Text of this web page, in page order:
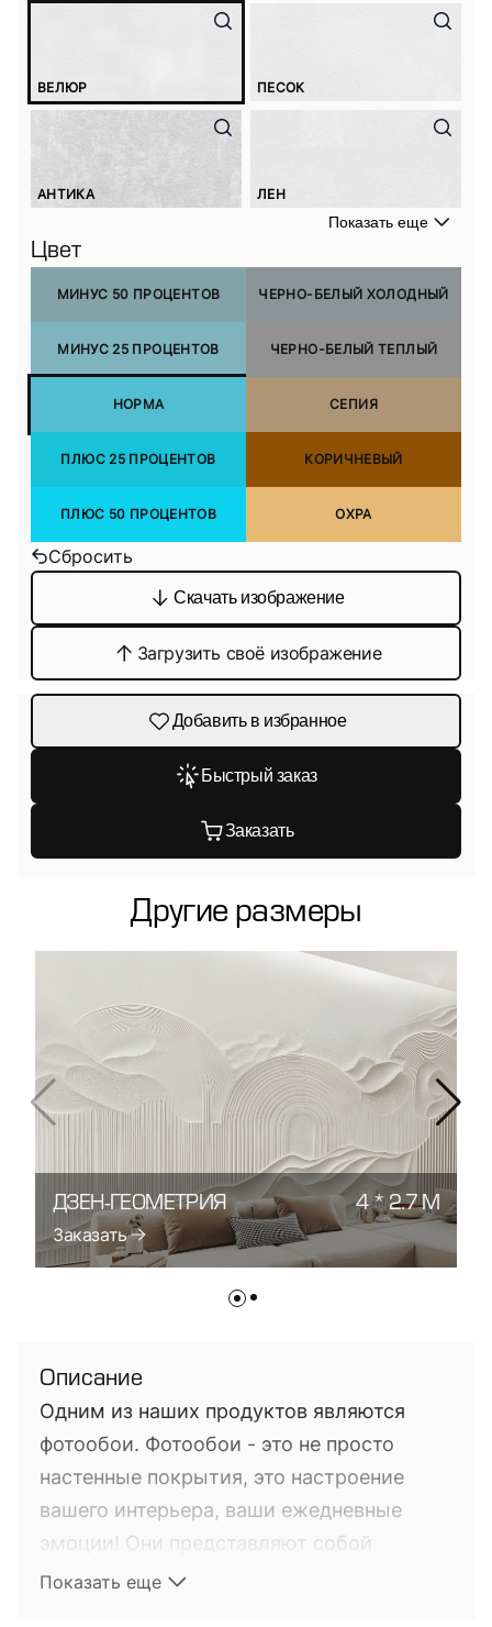
ВЕЛЮР ПЕСОК
АНТИКА ЛЕН
Показать еще
Цвет
МИНУС 50 ПРОЦЕНТОВ
МИНУС 25 ПРОЦЕНТОВ
НОРМА
ПЛЮС 25 ПРОЦЕНТОВ
ПЛЮС 50 ПРОЦЕНТОВ
ЧЕРНО-БЕЛЫЙ ХОЛОДНЫЙ
ЧЕРНО-БЕЛЫЙ ТЕПЛЫЙ
СЕПИЯ
КОРИЧНЕВЫЙ
ОХРА
Сбросить
Скачать изображение
Загрузить своё изображение
Добавить в избранное
Быстрый заказ
Заказать
Другие размеры
ДЗЕН-ГЕОМЕТРИЯ 4 * 2.7 М
Заказать
Описание
Одним из наших продуктов являются
фотообои. Фотообои - это не просто
настенные покрытия, это настроение
вашего интерьера, ваши ежедневные
эмоции! Они представляют собой
фотопечать на настенных покрытиях. Это
Показать еще